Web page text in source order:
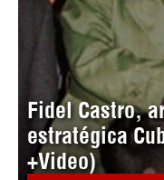
Fidel Castro,
estratégica
+Video)